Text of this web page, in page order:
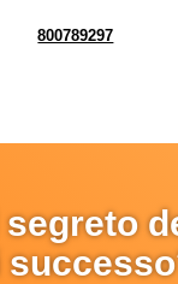
800789297